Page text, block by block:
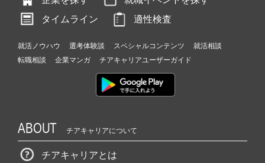
タイムライン
適性検査
就活ノウハウ 選考体験談 スペシャルコンテンツ
就活相談
転職相談
企業マンガ チアキャリアユーザーガイド
ABOUT チアキャリアについて
チアキャリアとは